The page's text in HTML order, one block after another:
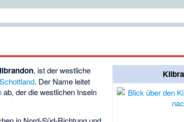
, ist der westliche
Schottland. Der Name leitet
ab, der die westlichen Inseln